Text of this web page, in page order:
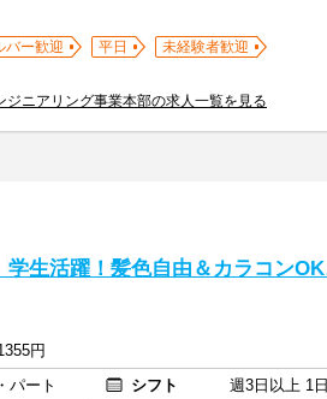
バー歓迎 平日
未経験者歓迎
ニアリング事業本部の求人一覧を見る
学生活躍！髪色自由＆カラコン
円
パート シフト
週3日以上 1